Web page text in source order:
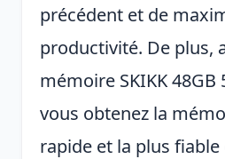
précédent et de
productivité. De plus,
mémoire SKIKK 48GB
vous obtenez la
rapide et la plus